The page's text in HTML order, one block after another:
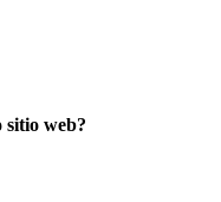
sitio web?